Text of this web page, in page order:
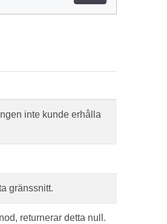
inte kunde erhålla
gränssnitt.
returnerar detta null.